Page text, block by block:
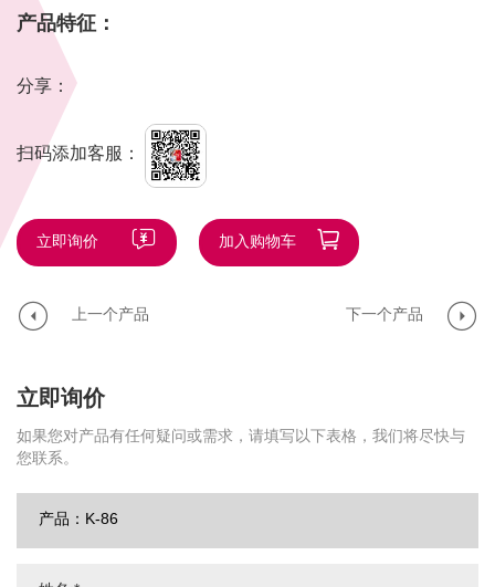
产品特征：
分享：
扫码添加客服：
立即询价 加入购物车
上一个产品 下一个产品
立即询价
如果您对产品有任何疑问或需求，请填写以下表格，我们将尽快与
您联系。